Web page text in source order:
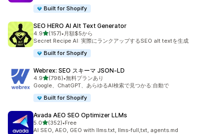
Built for Shopify
SEO HERO AI Alt Text Generator
4.95つ星中
(157)
合計レビュー数：157件
• 月額$5から
Secret Recipe AI: 実際にランクアップするSEO alt textを生成
Built for Shopify
Webrex: SEO スキーマ JSON‑LD
4.95つ星中
(798)
合計レビュー数：798件
•無料プランあり
Google、ChatGPT、あらゆるAI検索で見つかる:自動で
Built for Shopify
Avada AEO SEO Optimizer LLMs
5.05つ星中
(352)
合計レビュー数：352件
•Free
AI SEO, AEO, GEO with llms.txt, llms-full,txt, agents.md